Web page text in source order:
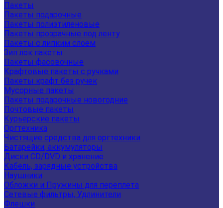
Пакеты
Пакеты подарочные
Пакеты полиэтиленовые
Пакеты прозрачные под ленту
Пакеты с липким слоем
Зип лок пакеты
Пакеты фасовочные
Крафтовые пакеты с ручками
Пакеты крафт без ручек
Мусорные пакеты
Пакеты подарочные новогодние
Почтовые пакеты
Курьерские пакеты
Оргтехника
Чистящие средства для оргтехники
Батарейки, аккумуляторы
Диски CD/DVD и хранение
Кабель, зарядные устройства
Наушники
Обложки и Пружины для переплета
Сетевые фильтры, Удлинители
Флешки